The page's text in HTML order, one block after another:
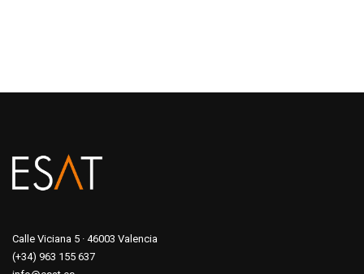
Calle Viciana 5 · 46003 Valencia
(+34) 963 155 637